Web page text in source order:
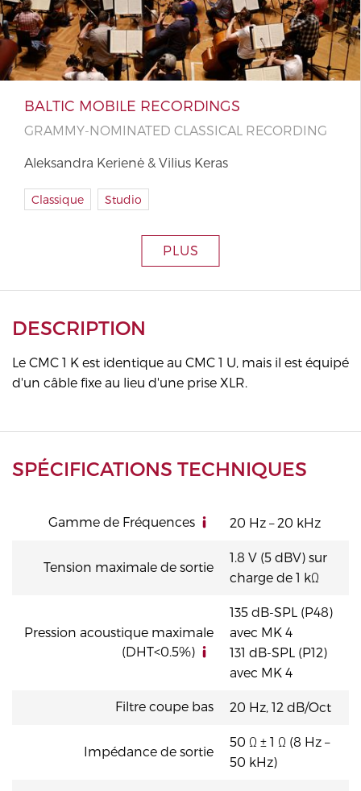
BALTIC MOBILE RECORDINGS
GRAMMY-NOMINATED CLASSICAL RECORDING
Aleksandra Kerienė & Vilius Keras
Classique Studio
PLUS
DESCRIPTION
Le CMC 1 K est identique au CMC 1 U, mais il est équipé
d'un câble fixe au lieu d'une prise XLR.
SPÉCIFICATIONS TECHNIQUES
Gamme de Fréquences 20 Hz – 20 kHz
Tension maximale de sortie
1.8 V (5 dBV) sur
charge de 1 kΩ
Pression acoustique maximale
(DHT<0.5%)
135 dB-SPL (P48)
avec MK 4
131 dB-SPL (P12)
avec MK 4
Filtre coupe bas 20 Hz, 12 dB/Oct
Impédance de sortie
50 Ω ± 1 Ω (8 Hz –
50 kHz)